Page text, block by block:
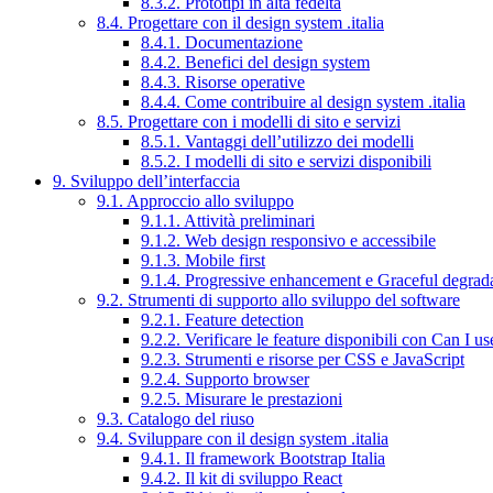
8.4. Progettare con il design system .italia
8.4.1. Documentazione
8.4.2. Benefici del design system
8.4.3. Risorse operative
8.4.4. Come contribuire al design system .italia
8.5. Progettare con i modelli di sito e servizi
8.5.1. Vantaggi dell’utilizzo dei modelli
8.5.2. I modelli di sito e servizi disponibili
9. Sviluppo dell’interfaccia
9.1. Approccio allo sviluppo
9.1.1. Attività preliminari
9.1.2. Web design responsivo e accessibile
9.1.3. Mobile first
9.1.4. Progressive enhancement e Graceful
9.2. Strumenti di supporto allo sviluppo del software
9.2.1. Feature detection
9.2.2. Verificare le feature disponibili con Can I
9.2.3. Strumenti e risorse per CSS e JavaScript
9.2.4. Supporto browser
9.2.5. Misurare le prestazioni
9.3. Catalogo del riuso
9.4. Sviluppare con il design system .italia
9.4.1. Il framework Bootstrap Italia
9.4.2. Il kit di sviluppo React